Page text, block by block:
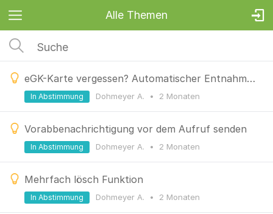
Alle Themen
eGK-Karte vergessen? Automatischer Entnahme-Hinweis am Terminal
Dohmeyer A. • 2 Monaten
In Abstimmung
Vorabbenachrichtigung vor dem Aufruf senden
Dohmeyer A. • 2 Monaten
In Abstimmung
Mehrfach lösch Funktion
Dohmeyer A. • 2 Monaten
In Abstimmung